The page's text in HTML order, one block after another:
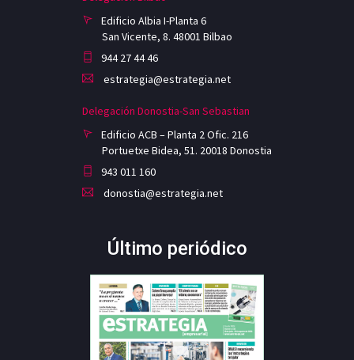
Edificio Albia I-Planta 6
San Vicente, 8. 48001 Bilbao
944 27 44 46
estrategia@estrategia.net
Delegación Donostia-San Sebastian
Edificio ACB – Planta 2 Ofic. 216
Portuetxe Bidea, 51. 20018 Donostia
943 011 160
donostia@estrategia.net
Último periódico